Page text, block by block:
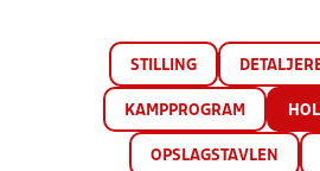
STILLING
KAMPPROGRAM
OPSLAGSTAVLEN